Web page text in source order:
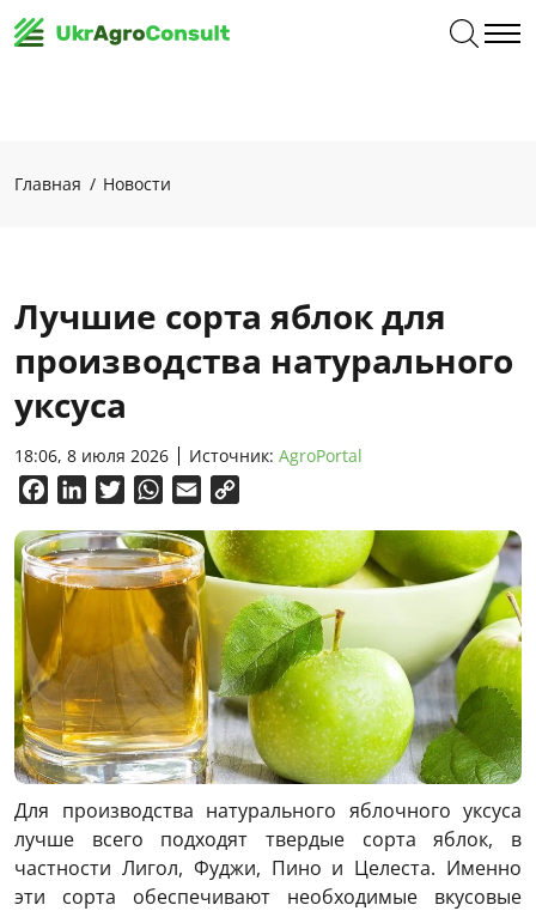
Главная Новости
Лучшие сорта яблок для
производства натурального
уксуса
18:06, 8 июля 2026 Источник: AgroPortal
FacebookLinkedInTwitterWhatsApp
Email
Для производства натурального яблочного уксуса
лучше всего подходят твердые сорта яблок, в
частности Лигол, Фуджи, Пино и Целеста. Именно
эти сорта обеспечивают необходимые вкусовые